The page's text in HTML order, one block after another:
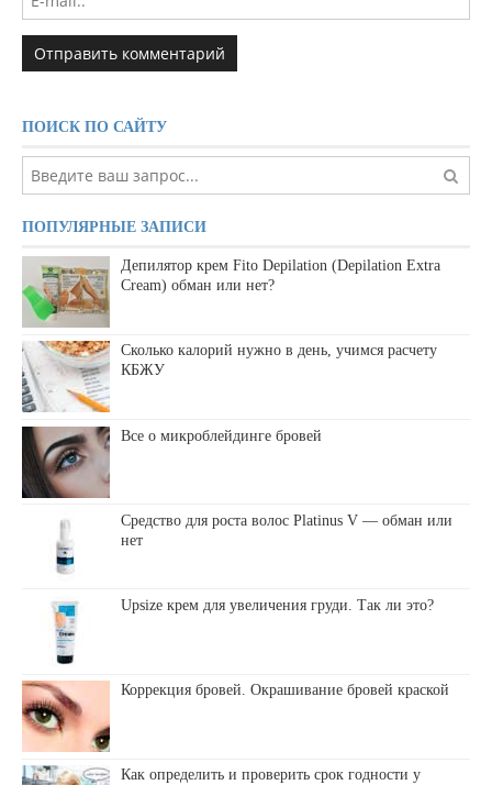
ПОИСК ПО САЙТУ
ПОПУЛЯРНЫЕ ЗАПИСИ
Депилятор крем Fito Depilation (Depilation Extra
Cream) обман или нет?
Сколько калорий нужно в день, учимся расчету
КБЖУ
Все о микроблейдинге бровей
Средство для роста волос Platinus V — обман или
нет
Upsize крем для увеличения груди. Так ли это?
Коррекция бровей. Окрашивание бровей краской
Как определить и проверить срок годности у